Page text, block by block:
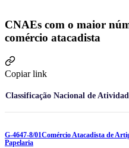
CNAEs com o maior
comércio atacadista
Copiar link
Classificação Nacional de
G-4647-8/01Comércio Atacadista de
Papelaria